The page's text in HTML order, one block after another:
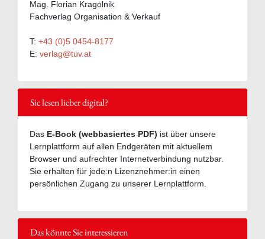
Mag. Florian Kragolnik
Fachverlag Organisation & Verkauf
T: +43 (0)5 0454-8177
E: verlag@tuv.at
Sie lesen lieber digital?
Das E-Book (webbasiertes PDF) ist über unsere
Lernplattform auf allen Endgeräten mit aktuellem
Browser und aufrechter Internetverbindung nutzbar.
Sie erhalten für jede:n Lizenznehmer:in einen
persönlichen Zugang zu unserer Lernplattform.
Das könnte Sie interessieren